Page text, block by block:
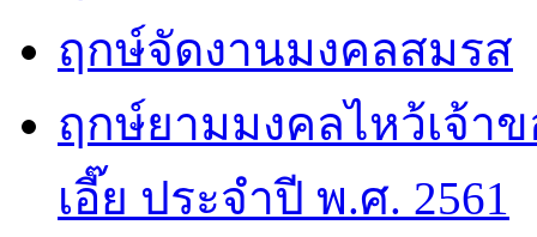
ฤกษ์จัดงานมงคลสมรส
ฤกษ์ยามมงคลไหว้เจ้า
เอี๊ย ประจำปี พ.ศ. 2561